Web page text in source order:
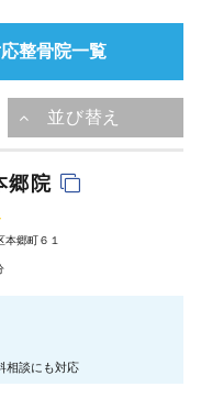
整骨院一覧
郷院
郷町６１
相談にも対応